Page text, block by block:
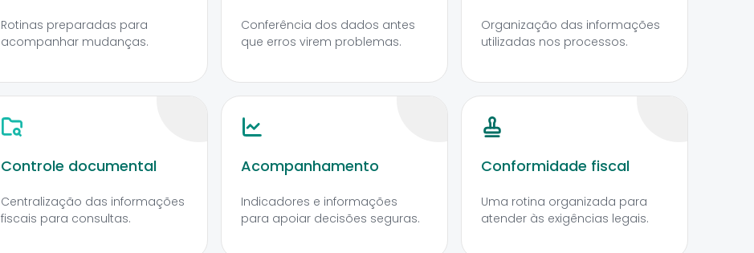
Rotinas preparadas para
acompanhar mudanças.
Conferência dos dados antes
que erros virem problemas.
Organização das informações
utilizadas nos processos.
Controle documental
Centralização das informações
fiscais para consultas.
Acompanhamento
Indicadores e informações
para apoiar decisões seguras.
Conformidade fiscal
Uma rotina organizada para
atender às exigências legais.